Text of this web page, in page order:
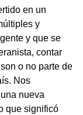
en un
y
y que se
contar
o no parte de
Nos
nueva
que significó